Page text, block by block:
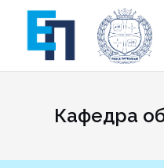
content
Кафедра